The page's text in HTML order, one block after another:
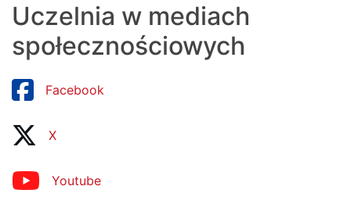
Uczelnia w mediach
społecznościowych
Facebook
X
Youtube